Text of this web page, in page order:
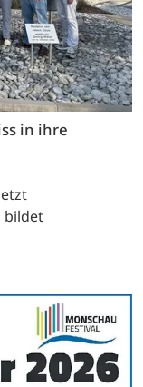
in ihre
bildet